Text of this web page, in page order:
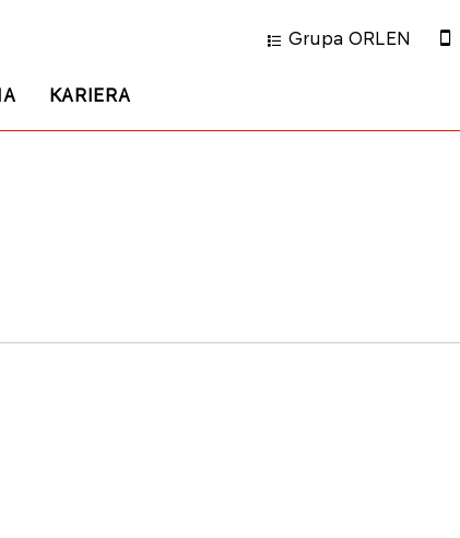
KARIERA
Grupa ORLEN